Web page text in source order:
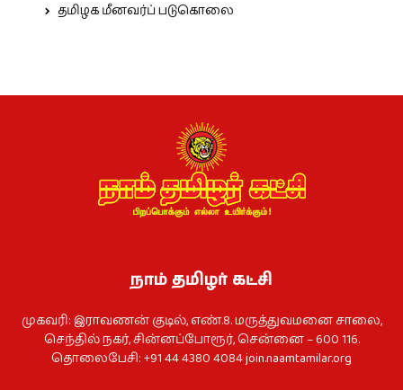
தமிழக மீனவர்ப் படுகொலை
நாம் தமிழர் கட்சி
முகவரி: இராவணன் குடில், எண்.8. மருத்துவமனை சாலை,
செந்தில் நகர், சின்னப்போரூர், சென்னை – 600 116.
தொலைபேசி: +91 44 4380 4084join.naamtamilar.org